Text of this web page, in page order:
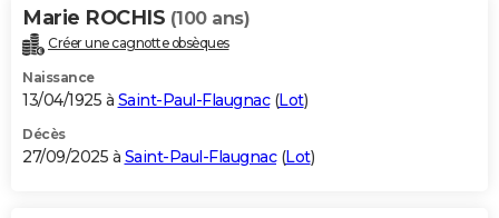
Carte de Noël
Carte Bonne année
Carte Saint-Valentin
Carte Pâques
Carte d'anniversaire
DICTIONNAIRE
Dictionnaire
Biographies
Citations
Expressions
Proverbes
PROGRAMME TV
S'inscrire
Se connecter
Lycées
Collèges
Primaires
Universités
Entreprises
Service militaire
Avis de recherche
AVIS DE DÉCÈS
Marie ROCHIS (100 ans)
Créer une cagnotte obsèques
Naissance
13/04/1925 à Saint-Paul-Flaugnac(Lot)
Décès
27/09/2025 à Saint-Paul-Flaugnac(Lot)